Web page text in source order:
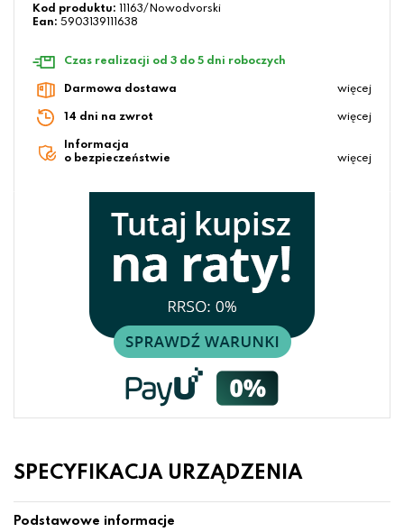
Kod produktu:
11163/Nowodvorski
Ean: 5903139111638
Czas realizacji od 3 do 5 dni roboczych
Darmowa dostawa więcej
14 dni na zwrot więcej
Informacja
o bezpieczeństwie
więcej
SPECYFIKACJA URZĄDZENIA
Podstawowe informacje